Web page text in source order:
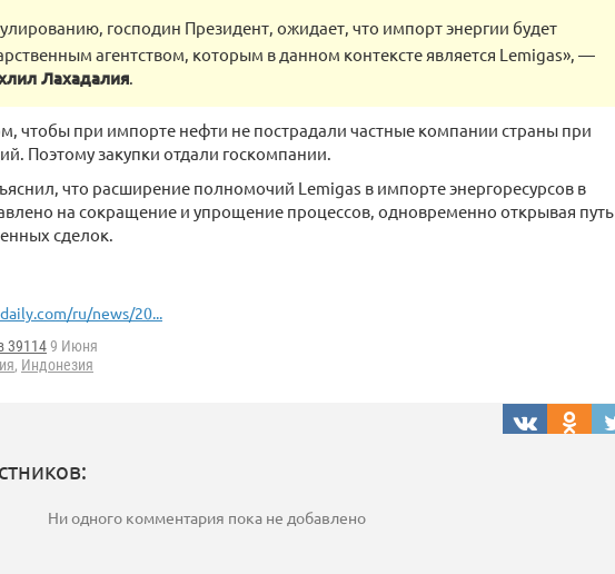
господин Президент, ожидает, что импорт энергии будет
агентством, которым в данном контексте является Lemigas», —
Лахадалия.
чтобы при импорте нефти не пострадали частные компании страны при
Поэтому закупки отдали госкомпании.
что расширение полномочий Lemigas в импорте энергоресурсов в
на сокращение и упрощение процессов, одновременно открывая путь
сделок.
ru/news/20...
391149 Июня
, Индонезия
Ни одного комментария пока не добавлено